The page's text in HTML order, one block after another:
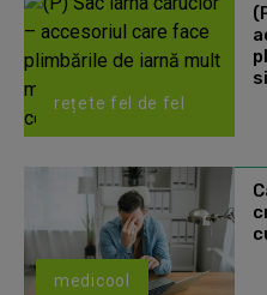
rețete fel de fel
medicool